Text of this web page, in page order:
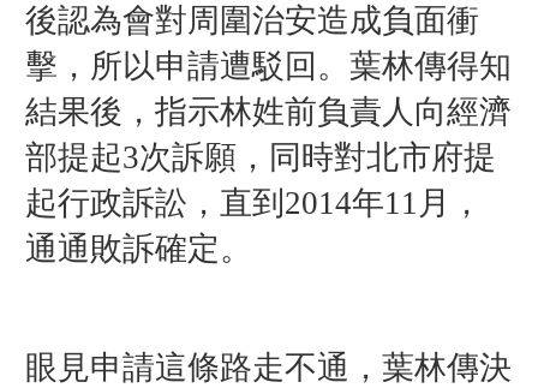
後認為會對周圍治安造成負面衝
擊，所以申請遭駁回。葉林傳得知
結果後，指示林姓前負責人向經濟
部提起3次訴願，同時對北市府提
起行政訴訟，直到2014年11月，
通通敗訴確定。
眼見申請這條路走不通，葉林傳決